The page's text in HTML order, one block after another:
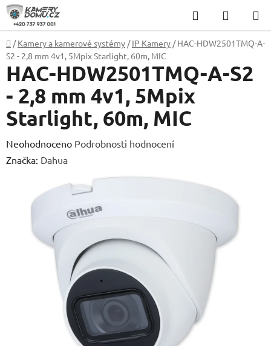
Přejít
obsah
Hledat
KOŠÍK
Domů
/ Kamery a kamerové systémy / IP Kamery / HAC-HDW2501TMQ-A-
S2 - 2,8 mm 4v1, 5Mpix Starlight, 60m, MIC
HAC-HDW2501TMQ-A-S2
- 2,8 mm 4v1, 5Mpix
Starlight, 60m, MIC
Průměrné
hodnocení
Neohodnoceno Podrobnosti hodnocení
Značka: Dahua